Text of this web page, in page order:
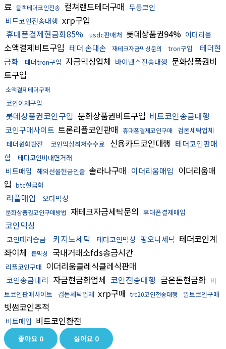
료 블랙테더코인전송 컬쳐랜드테더구매 무통코인
비트코인전송대행 xrp구입
휴대폰결제현금화85%
usdc판매처 롯데상품권94% 이더리움
소액결제비트구입 테더 손대손 재테크자금믹싱문의 tron구입
테더현
금화
테더tron구입 자금믹싱업체 바이낸스전송대행 문화상품권비
트구입
소액결제테더구매
코인이체구입
롯데상품권코인구입 문화상품권비트구입 비트코인송금대행
코인구매사이트 트론리플코인판매 휴대폰결제코인구매
검돈세탁업체
테더원화환전
코인믹싱최저수수료 신용카드코인대행 테더코인판매
함
테더코인비대면거래
비트매입 해외선물현금인출 솔라나구매 이더리움매입 이더리움매
입 btc현금화
리플매입 오다믹싱
문화상품권코인구매방법 재테크자금세탁문의 휴대폰결제매입
코인믹싱
코인대리송금 카지노세탁 테더코인믹싱 핑오다세탁 테더코인계
좌이체 돈믹싱 국내거래소fds송금시간
리플코인구매 이더리움클레식클레식판매
코인송금대리 자금현금화업체 코인전송대행 금은돈현금화 비
트코인판매사이트
검돈세탁업체 xrp구매 trc20코인전송대행 알트코인구매
빗썸코인추적
비트매입 비트코인환전
좋아요 0 싫어요 0